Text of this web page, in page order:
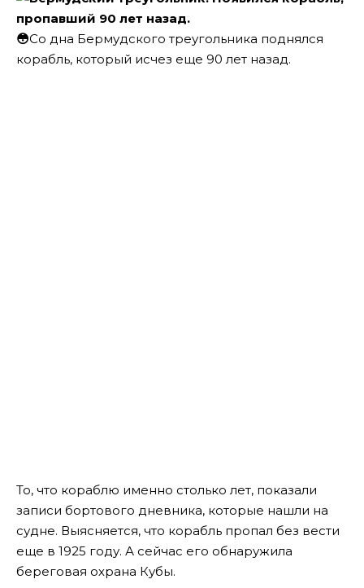
😳Со дна Бермудского треугольника поднялся
корабль, который исчез еще 90 лет назад.
То, что кораблю именно столько лет, показали
записи бортового дневника, которые нашли на
судне. Выясняется, что корабль пропал без вести
еще в 1925 году. А сейчас его обнаружила
береговая охрана Кубы.